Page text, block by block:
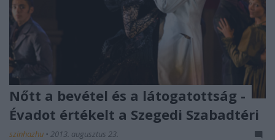
Nőtt a bevétel és a látogatottság -
Évadot értékelt a Szegedi Szabadtéri
szinhazhu • 2013. augusztus 23.